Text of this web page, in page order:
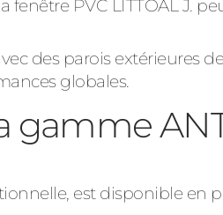
fenêtre PVC LITTOAL J.
des parois extérieures
globales.
gamme
est disponible en